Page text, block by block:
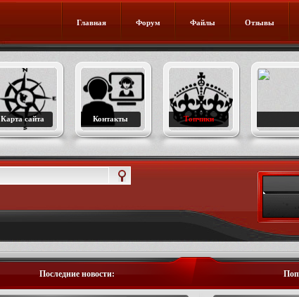
Главная Форум Файлы Отзывы
Карта сайта Контакты Топчики
Последние новости: